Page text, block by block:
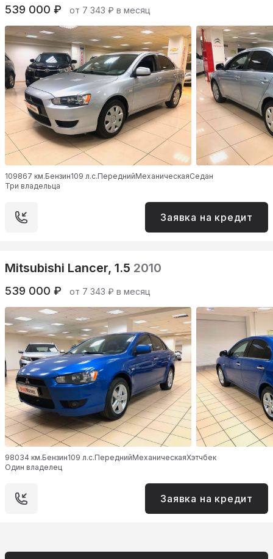
539 000 ₽ от 7 343 ₽ в месяц
109867 км.Бензин109 л.с.ПереднийМеханическаяСедан
Три владельца
Заявка на кредит
Mitsubishi Lancer, 1.5 2010
539 000 ₽ от 7 343 ₽ в месяц
98034 км.Бензин109 л.с.ПереднийМеханическаяХэтчбек
Один владелец
Заявка на кредит